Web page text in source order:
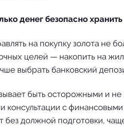
денег безопасно
на покупку золота не
целей — накопить на
выбрать банковский
быть осторожными и не
консультации с
без должной подготовки,